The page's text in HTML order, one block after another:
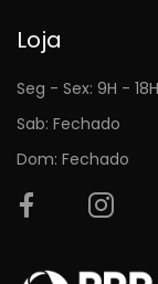
Loja
Seg - Sex: 9H - 18H
Sab: Fechado
Dom: Fechado